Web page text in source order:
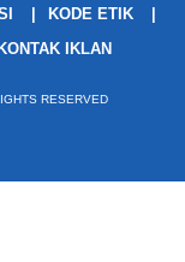
KODE ETIK
IKLAN
RESERVED